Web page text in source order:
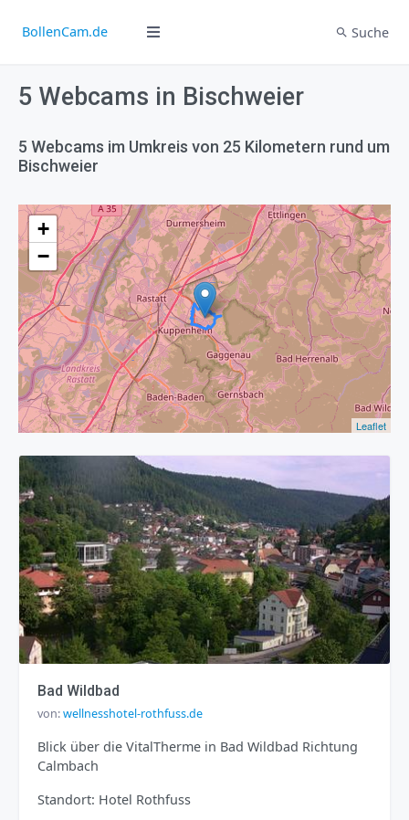
BollenCam.de Suche
5 Webcams in Bischweier
5 Webcams im Umkreis von 25 Kilometern rund um
Bischweier
+
−
Leaflet
Bad Wildbad
von:wellnesshotel-rothfuss.de
Blick über die VitalTherme in Bad Wildbad Richtung
Calmbach
Standort: Hotel Rothfuss